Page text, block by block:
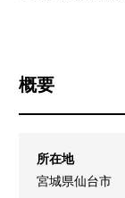
概要
所在地
宮城県仙台市